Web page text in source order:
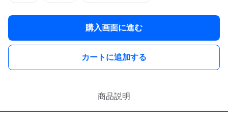
購入画面に進む
カートに追加する
商品説明